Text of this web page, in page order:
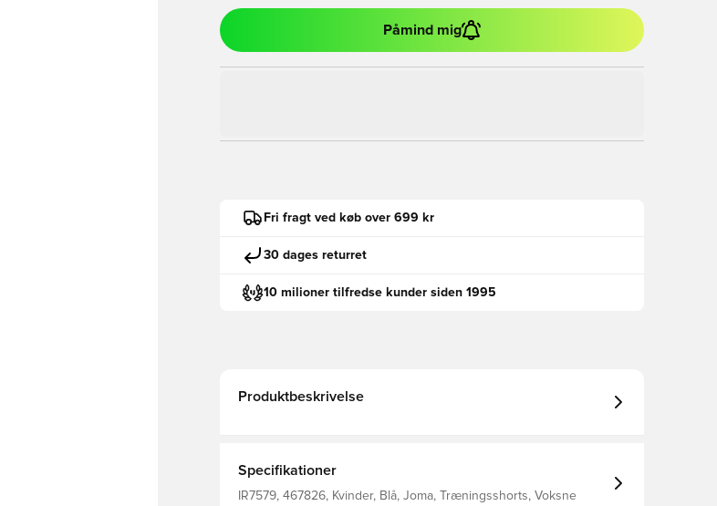
Påmind mig
Fri fragt ved køb over 699 kr
30 dages returret
10 milioner tilfredse kunder siden 1995
Produktbeskrivelse
Specifikationer
IR7579, 467826, Kvinder, Blå, Joma, Træningsshorts, Voksne